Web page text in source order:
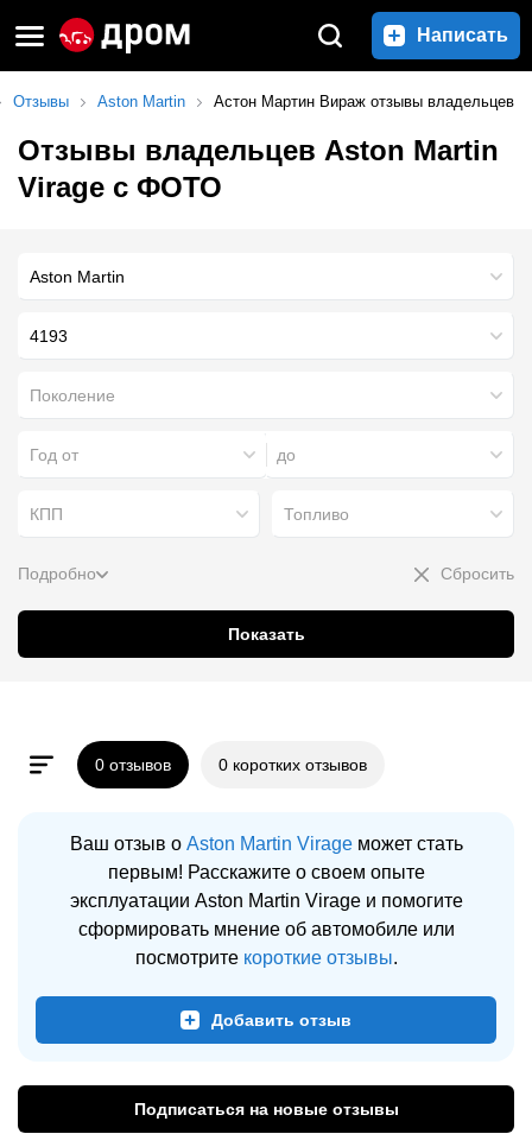
Написать
Отзывы Aston Martin Астон Мартин Вираж отзывы владельцев
Отзывы владельцев Aston Martin
Virage с ФОТО
4193
Поколение
Год от до
КПП Топливо
Подробно Сбросить
Показать
0 отзывов 0 коротких отзывов
Ваш отзыв о Aston Martin Virageможет стать
первым! Расскажите о своем опыте
эксплуатации Aston Martin Virageи помогите
сформировать мнение об автомобиле или
посмотрите короткие отзывы.
Добавить отзыв
Подписаться на новые отзывы